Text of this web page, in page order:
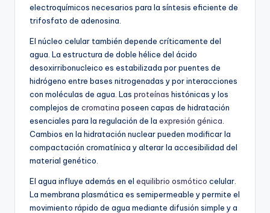
electroquímicos necesarios para la síntesis eficiente de
trifosfato de adenosina.
El núcleo celular también depende críticamente del
agua. La estructura de doble hélice del ácido
desoxirribonucleico es estabilizada por puentes de
hidrógeno entre bases nitrogenadas y por interacciones
con moléculas de agua. Las proteínas histónicas y los
complejos de cromatina poseen capas de hidratación
esenciales para la regulación de la expresión génica
Cambios en la hidratación nuclear pueden modificar la
compactación cromatínica y alterar la accesibilidad del
material genético.
El agua influye además en el equilibrio osmótico celular.
La membrana plasmática es semipermeable y permite el
movimiento rápido de agua mediante difusión simple y a